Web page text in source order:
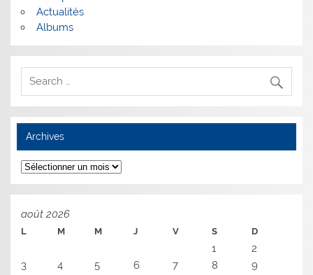
Actualités
Albums
Archives
Archives
août 2026
L M M J V S D
1
2
3
4 5 6 7 8
9